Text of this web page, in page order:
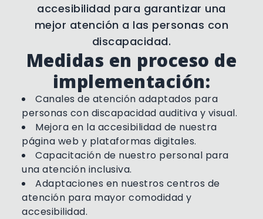
Enviar
accesibilidad para garantizar una
mejor atención a las personas con
discapacidad.
Medidas en proceso de
implementación:
Canales de atención adaptados para
personas con discapacidad auditiva y visual.
Mejora en la accesibilidad de nuestra
página web y plataformas digitales.
Capacitación de nuestro personal para
una atención inclusiva.
Adaptaciones en nuestros centros de
atención para mayor comodidad y
accesibilidad.